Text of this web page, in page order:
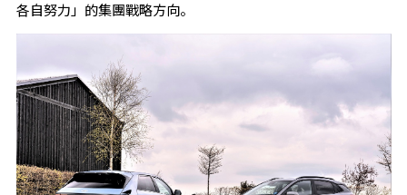
各自努力」的集團戰略方向。